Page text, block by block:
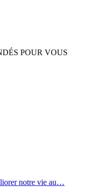
POUR VOUS
notre vie au…